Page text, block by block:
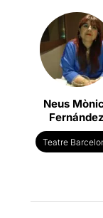
Neus
Fernández
Teatre